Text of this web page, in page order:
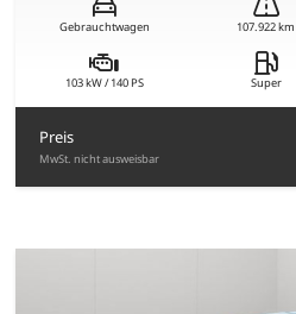
Gebrauchtwagen 107.922 km
103 kW / 140 PS Super
Preis
MwSt. nicht ausweisbar